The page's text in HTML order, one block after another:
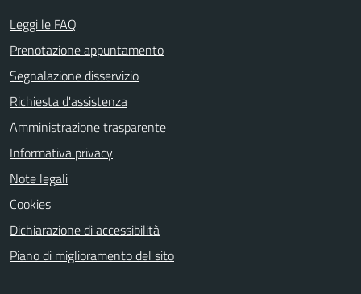
Leggi le FAQ
Prenotazione appuntamento
Segnalazione disservizio
Richiesta d'assistenza
Amministrazione trasparente
Informativa privacy
Note legali
Cookies
Dichiarazione di accessibilità
Piano di miglioramento del sito